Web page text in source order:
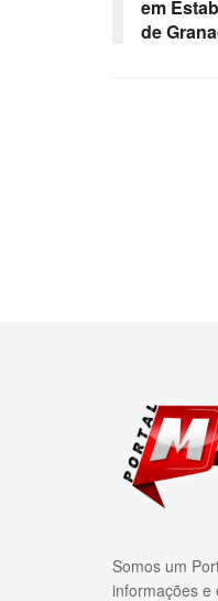
em
de
Somos um
informações e